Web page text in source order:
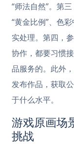
“师法自然”。第
“黄金比例”、色
实处理。第四，
协作，都要习惯
品服务的。此外
发布作品，获取
于什么水平。
游戏原画场
挑战